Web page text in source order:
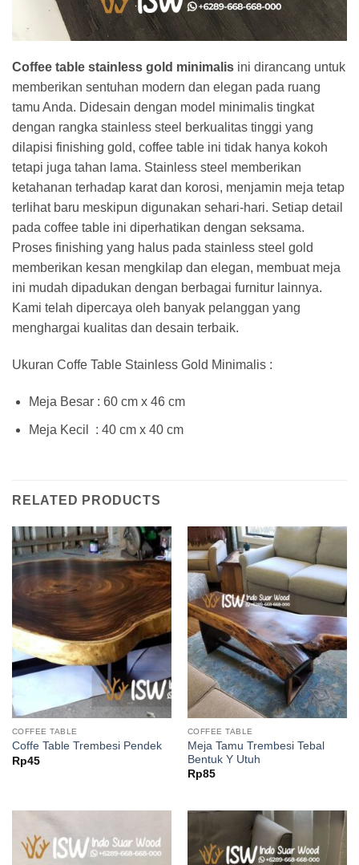
Coffee table stainless gold minimalis ini dirancang untuk
memberikan sentuhan modern dan elegan pada ruang
tamu Anda. Didesain dengan model minimalis tingkat
dengan rangka stainless steel berkualitas tinggi yang
dilapisi finishing gold, coffee table ini tidak hanya kokoh
tetapi juga tahan lama. Stainless steel memberikan
ketahanan terhadap karat dan korosi, menjamin meja tetap
terlihat baru meskipun digunakan sehari-hari. Setiap detail
pada coffee table ini diperhatikan dengan seksama.
Proses finishing yang halus pada stainless steel gold
memberikan kesan mengkilap dan elegan, membuat meja
ini mudah dipadukan dengan berbagai furnitur lainnya.
Kami telah dipercaya oleh banyak pelanggan yang
menghargai kualitas dan desain terbaik.
Ukuran Coffe Table Stainless Gold Minimalis :
Meja Besar : 60 cm x 46 cm
Meja Kecil : 40 cm x 40 cm
RELATED PRODUCTS
COFFEE TABLE
Coffe Table Trembesi Pendek
Rp45
COFFEE TABLE
Meja Tamu Trembesi Tebal
Bentuk Y Utuh
Rp85